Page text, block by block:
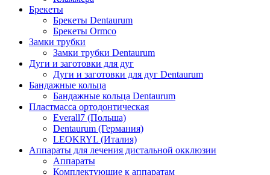
Брекеты
Брекеты Dentaurum
Брекеты Ormco
Замки трубки
Замки трубки Dentaurum
Дуги и заготовки для дуг
Дуги и заготовки для дуг Dentaurum
Бандажные кольца
Бандажные кольца Dentaurum
Пластмасса ортодонтическая
Everall7 (Польша)
Dentaurum (Германия)
LEOKRYL (Италия)
Аппараты для лечения дистальной окклюзии
Аппараты
Комплектующие к аппаратам